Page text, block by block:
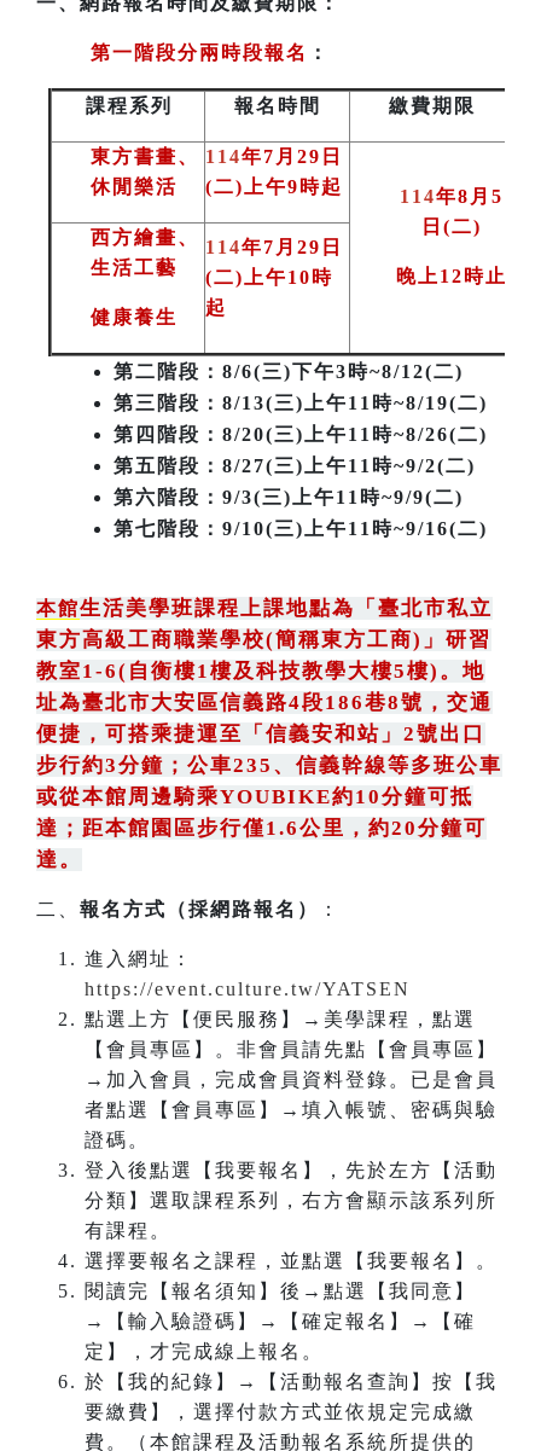
第一階段分兩時段報名 ：
課程系列 報名時間 繳費期限
東方書畫、
休閒樂活
114年7月29日
(二)上午9時起
114年8月5
日(二)
晚上12時止
西方繪畫、
生活工藝
健康養生
114年7月29日
(二)上午10時
起
第二階段 ：8/6(三)下午3時~8/12(二)
第三階段 ：8/13(三)上午11時~8/19(二)
第四階段：8/20(三)上午11時~8/26(二)
第五階段：8/27(三)上午11時~9/2(二)
第六階段：9/3(三)上午11時~9/9(二)
第七階段：9/10(三)上午11時~9/16(二)
本館生活美學班課程上課地點為 「 臺北市私立
東方高級工商職業學校(簡稱東方工商) 」 研習
教室1-6(自衡樓1樓及科技教學大樓5樓)。地
址為臺北市大安區信義路4段186巷8號 ， 交通
便捷，可搭乘捷運至「信義安和站」2號出口
步行約3分鐘 ； 公車235 、 信義幹線等多班公車
或從本館周邊騎乘YOUBIKE約10分鐘可抵
達；距本館園區步行僅1.6公里，約20分鐘可
達。
二、 報名方式（採網路報名） ：
進入網址：
https://event.culture.tw/YATSEN
點選上方【便民服務】→美學課程，點選
【會員專區】。非會員請先點【會員專區】
→加入會員，完成會員資料登錄。已是會員
者點選【會員專區】→填入帳號、密碼與驗
證碼。
登入後點選【我要報名】，先於左方【活動
分類】選取課程系列，右方會顯示該系列所
有課程。
選擇要報名之課程，並點選【我要報名】。
閱讀完【報名須知】後→點選【我同意】
→【輸入驗證碼】→【確定報名】→【確
定】，才完成線上報名。
於【我的紀錄】→【活動報名查詢】按【我
要繳費】，選擇付款方式並依規定完成繳
費。（本館課程及活動報名系統所提供的